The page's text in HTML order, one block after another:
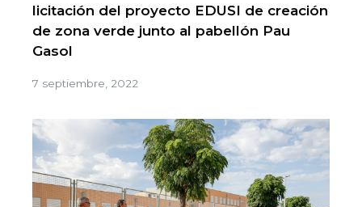
licitación del proyecto EDUSI de creación
de zona verde junto al pabellón Pau
Gasol
7 septiembre, 2022